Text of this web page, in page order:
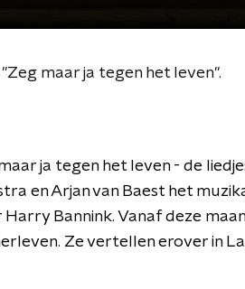
maar ja tegen het leven".
ja tegen het leven - de
en Arjan van Baest het
Bannink. Vanaf deze
Ze vertellen erover in